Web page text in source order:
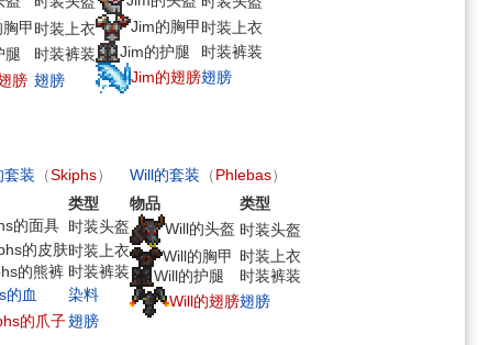
甲时装上衣
腿
时装裤装
膀 翅膀
Jim的胸甲时装上衣
Jim的护腿
时装裤装
Jim的翅膀翅膀
套装 （Skiphs）
类型
的面具 时装头盔
的皮肤时装上衣
的熊裤 时装裤装
的血
染料
的爪子翅膀
Will的套装 （Phlebas）
物品
类型
Will的头盔 时装头盔
Will的胸甲 时装上衣
Will的护腿
时装裤装
Will的翅膀翅膀